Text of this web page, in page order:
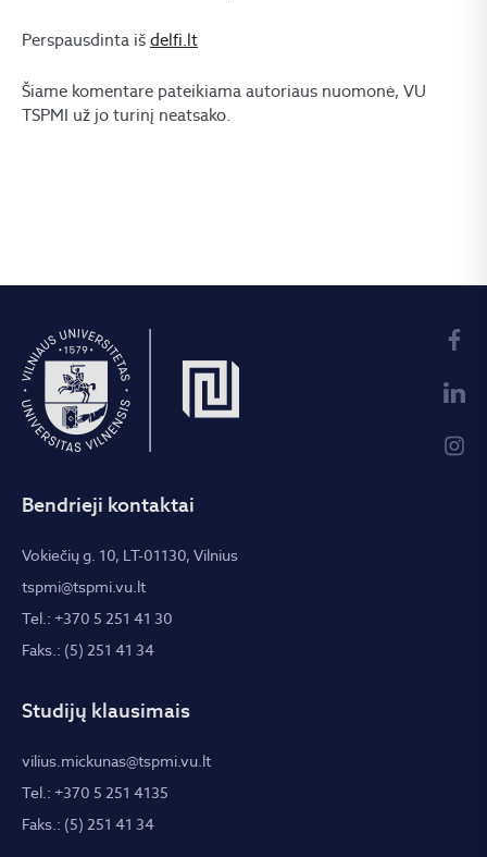
Perspausdinta iš delfi.lt
Šiame komentare pateikiama autoriaus nuomonė, VU
TSPMI už jo turinį neatsako.
Bendrieji kontaktai
Vokiečių g. 10, LT-01130, Vilnius
tspmi@tspmi.vu.lt
Tel.: +370 5 251 41 30
Faks.: (5) 251 41 34
Studijų klausimais
vilius.mickunas@tspmi.vu.lt
Tel.: +370 5 251 4135
Faks.: (5) 251 41 34